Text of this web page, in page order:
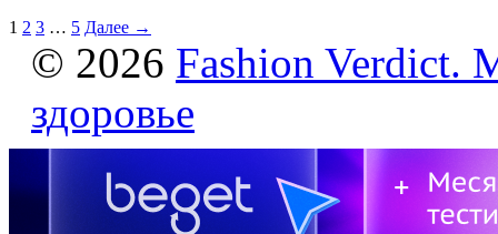
1 2 3 … 5 Далее →
© 2026 Fashion Verdict.
здоровье